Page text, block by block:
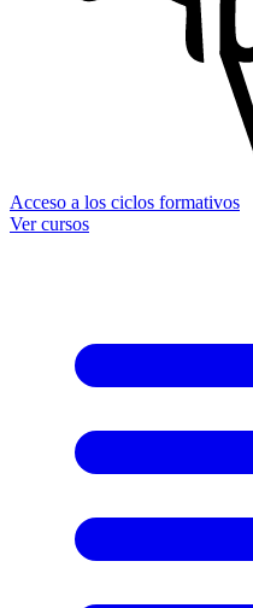
Acceso a los ciclos formativos
Ver cursos